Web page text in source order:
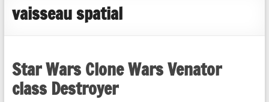
reviews
vaisseau spatial
Star Wars Clone Wars Venator
class Destroyer